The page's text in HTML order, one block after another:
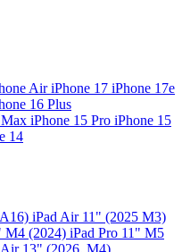
AiriPhone 17 iPhone 17e
16 Plus
iPhone 15 Pro iPhone 15
14
iPad Air 11" (2025 M3)
M4 (2024) iPad Pro 11" M5
13" (2026, M4)